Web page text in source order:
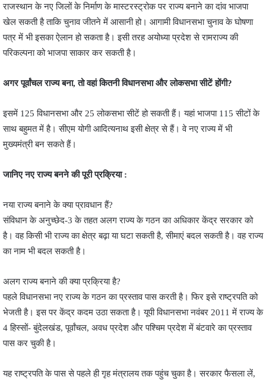
राजस्थान के नए जिलों के निर्माण के मास्टरस्ट्रोक पर राज्य बनाने का दांव भाजपा
खेल सकती है ताकि चुनाव जीतने में आसानी हो। आगामी विधानसभा चुनाव के घोषणा
पत्र में भी इसका ऐलान हो सकता है। इसी तरह अयोध्या प्रदेश से रामराज्य की
परिकल्पना को भाजपा साकार कर सकती है।
अगर पूर्वांचल राज्य बना, तो वहां कितनी विधानसभा और लोकसभा सीटें होंगी?
इसमें 125 विधानसभा और 25 लोकसभा सीटें हो सकती हैं। यहां भाजपा 115 सीटों के
साथ बहुमत में है। सीएम योगी आदित्यनाथ इसी क्षेत्र से हैं। वे नए राज्य में भी
मुख्यमंत्री बन सकते हैं।
जानिए नए राज्य बनने की पूरी प्रक्रिया :
नया राज्य बनाने के क्या प्रावधान हैं?
संविधान के अनुच्छेद-3 के तहत अलग राज्य के गठन का अधिकार केंद्र सरकार को
है। वह किसी भी राज्य का क्षेत्र बढ़ा या घटा सकती है, सीमाएं बदल सकती है। वह राज्य
का नाम भी बदल सकती है।
अलग राज्य बनाने की क्या प्रक्रिया है?
पहले विधानसभा नए राज्य के गठन का प्रस्ताव पास करती है। फिर इसे राष्ट्रपति को
भेजती है। इस पर केंद्र कदम उठा सकता है। यूपी विधानसभा नवंबर 2011 में राज्य के
4 हिस्सों- बुंदेलखंड, पूर्वांचल, अवध प्रदेश और पश्चिम प्रदेश में बंटवारे का प्रस्ताव
पास कर चुकी है।
यह राष्ट्रपति के पास से पहले ही गृह मंत्रालय तक पहुंच चुका है। सरकार फैसला लें,